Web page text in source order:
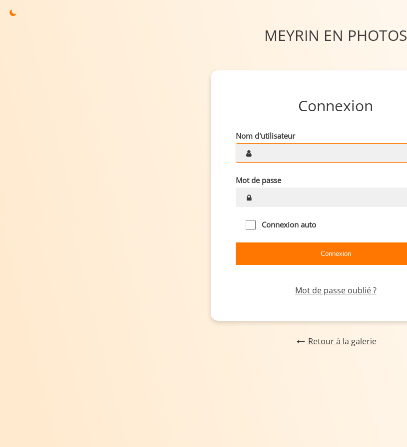
MEYRIN EN PHOTOS
Connexion
Nom d'utilisateur
Mot de passe
Connexion auto
Mot de passe oublié ?
Retour à la galerie